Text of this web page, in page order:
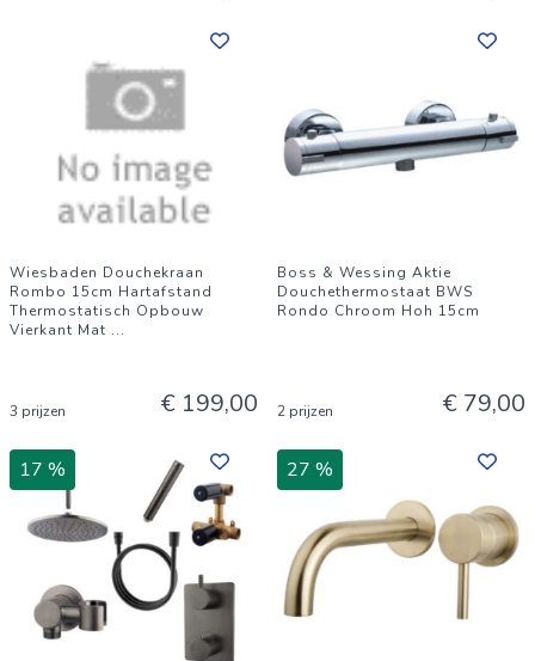
Wiesbaden Douchekraan
Rombo 15cm Hartafstand
Thermostatisch Opbouw
Vierkant Mat ...
3 prijzen € 199,00
Boss & Wessing Aktie
Douchethermostaat BWS
Rondo Chroom Hoh 15cm
2 prijzen € 79,00
17 % 27 %